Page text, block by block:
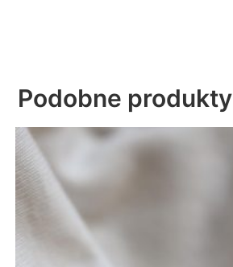
Podobne produkty